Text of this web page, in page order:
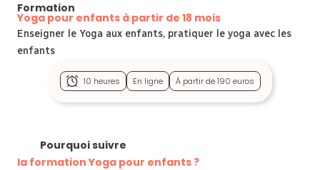
Formation
Yoga pour enfants à partir de 18 mois
Enseigner le Yoga aux enfants, pratiquer le yoga avec les
enfants
10 heures En ligne À partir de 190 euros
Pourquoi suivre
la formation Yoga pour enfants ?